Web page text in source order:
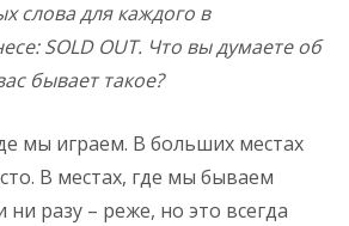
слова для каждого в
SOLD OUT. Что вы думаете об
бывает такое?
мы играем. В больших местах
В местах, где мы бываем
разу – реже, но это всегда